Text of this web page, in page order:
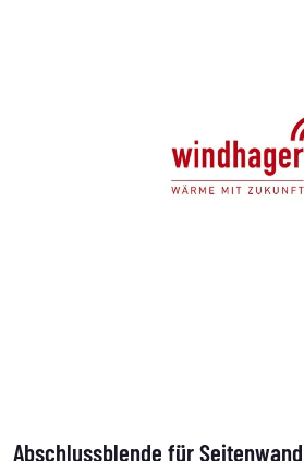
Abschlussblende für